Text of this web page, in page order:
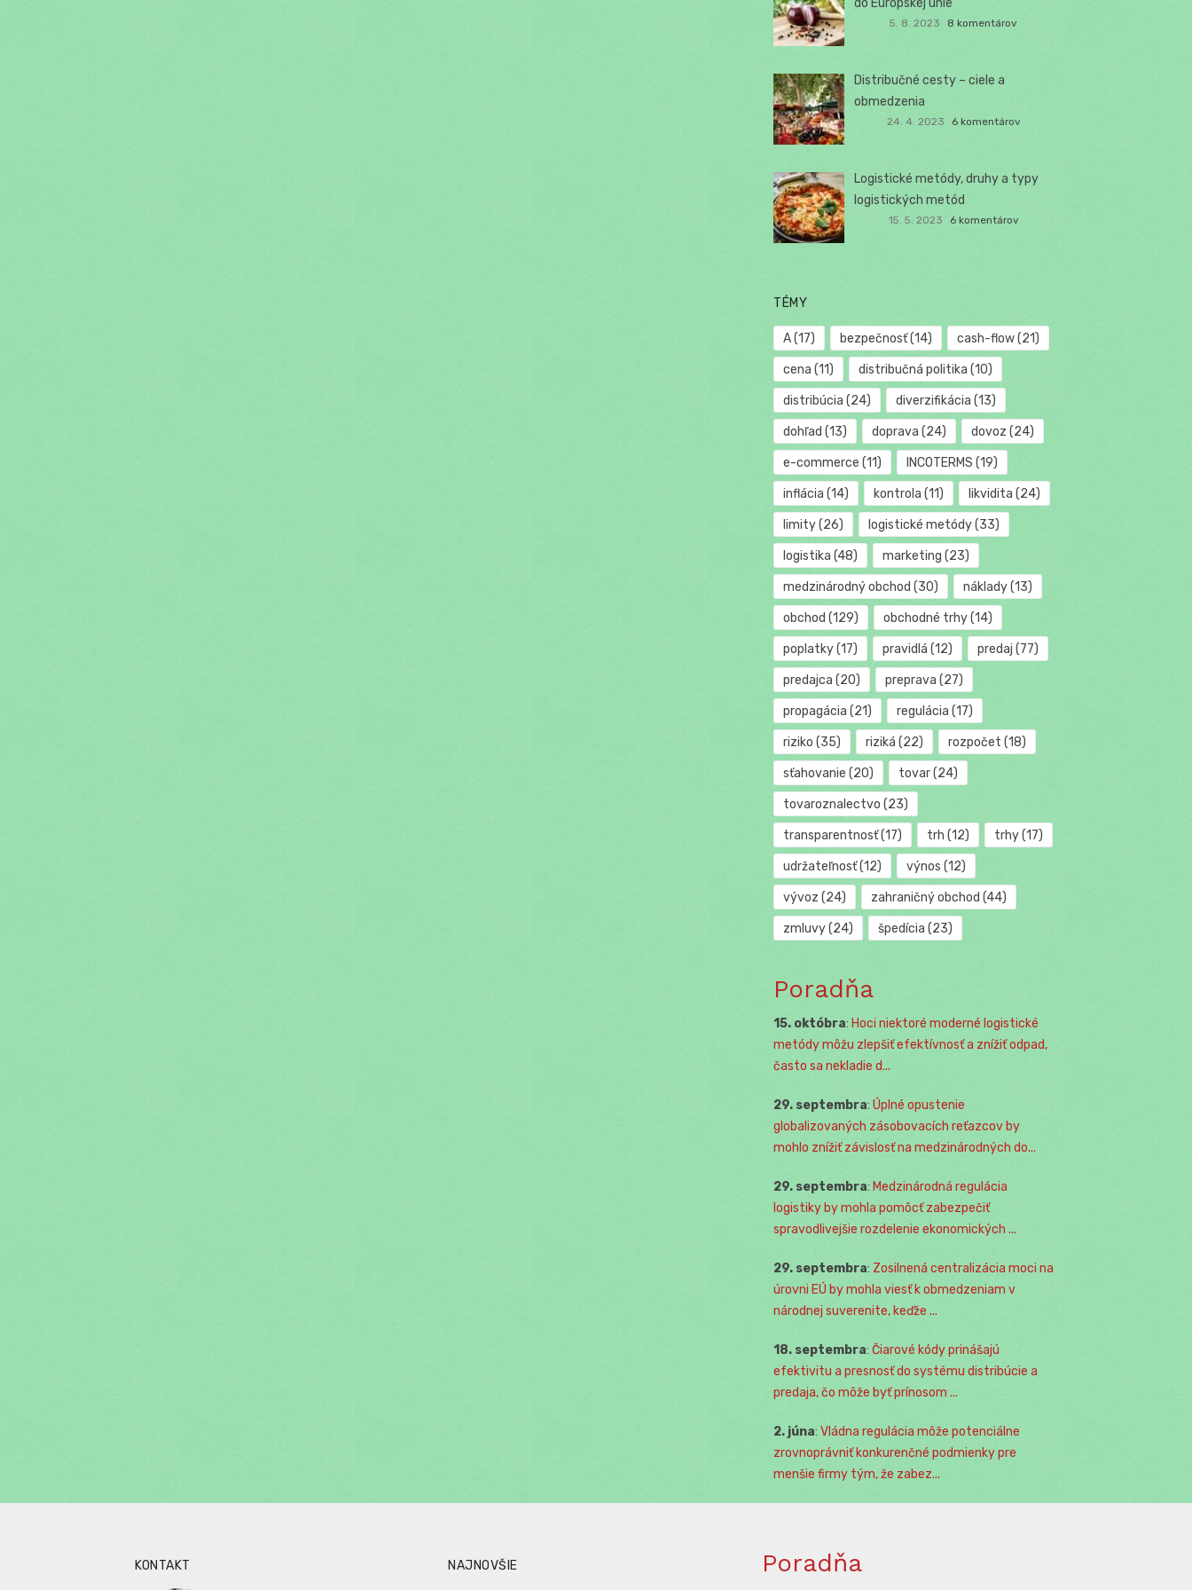
5. 8. 2023 8 komentárov
Distribučné cesty – ciele a
obmedzenia
24. 4. 2023 6 komentárov
Logistické metódy, druhy a typy
logistických metód
15. 5. 2023 6 komentárov
TÉMY
A(17) bezpečnosť(14) cash-flow(21)
cena (11) distribučná politika (10)
distribúcia (24) diverzifikácia (13)
dohľad (13) doprava (24) dovoz (24)
e-commerce (11) INCOTERMS (19)
inflácia (14) kontrola (11) likvidita (24)
limity(26) logistické metódy(33)
logistika (48) marketing (23)
medzinárodný obchod (30) náklady(13)
obchod (129) obchodné trhy(14)
poplatky(17) pravidlá (12) predaj (77)
predajca (20) preprava (27)
propagácia (21) regulácia (17)
riziko (35) riziká (22) rozpočet (18)
sťahovanie (20) tovar(24)
tovaroznalectvo (23)
transparentnosť(17) trh (12) trhy(17)
udržateľnosť(12) výnos (12)
vývoz (24) zahraničný obchod (44)
zmluvy(24) špedícia (23)
Poradňa
15. októbra: Hoci niektoré moderné logistické
metódy môžu zlepšiť efektívnosť a znížiť odpad,
často sa nekladie d...
29. septembra: Úplné opustenie
globalizovaných zásobovacích reťazcov by
mohlo znížiť závislosť na medzinárodných do...
29. septembra: Medzinárodná regulácia
logistiky by mohla pomôcť zabezpečiť
spravodlivejšie rozdelenie ekonomických ...
29. septembra: Zosilnená centralizácia moci na
úrovni EÚ by mohla viesť k obmedzeniam v
národnej suverenite, keďže ...
18. septembra: Čiarové kódy prinášajú
efektivitu a presnosť do systému distribúcie a
predaja, čo môže byť prínosom ...
2. júna: Vládna regulácia môže potenciálne
zrovnoprávniť konkurenčné podmienky pre
menšie firmy tým, že zabez...
KONTAKT NAJNOVŠIE Poradňa